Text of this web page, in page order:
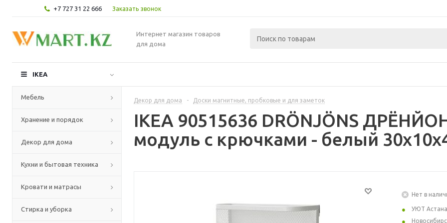
+7 727 31 22 666 Заказать звонок
Интернет магазин товаров
для дома
IKEA
Мебель
Хранение и порядок
Декор для дома
Кухни и бытовая техника
Кровати и матрасы
Стирка и уборка
Декор для дома - Доски магнитные, пробковые и для заметок
IKEA 90515636 DRÖNJÖNS
модуль с крючками - белый
Нет в
УЮТ Астана